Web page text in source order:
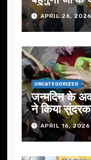
जोरAPRIL 26, 2026
UNCATEGORIZED
जन्मदिन के
ने किया
APRIL 16,